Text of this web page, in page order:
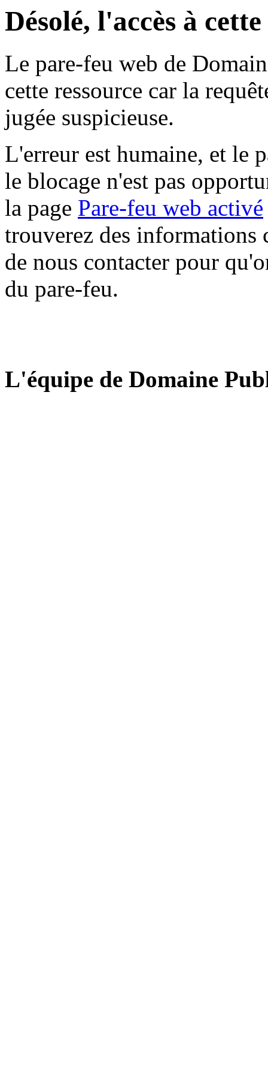
Désolé, l'accès à
Le pare-feu web de
cette ressource car la
jugée suspicieuse.
L'erreur est humaine, et le
le blocage n'est pas
la page Pare-feu web activé
trouverez des informations
de nous contacter pour
du pare-feu.
L'équipe de Domaine